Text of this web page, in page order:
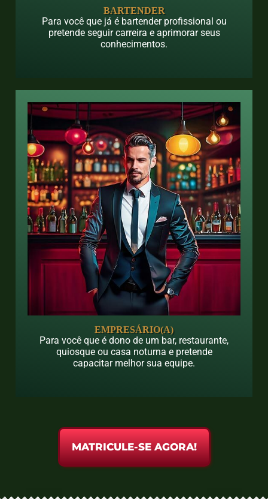
BARTENDER
Para você que já é bartender profissional ou
pretende seguir carreira e aprimorar seus
conhecimentos.
EMPRESÁRIO(A)
Para você que é dono de um bar, restaurante,
quiosque ou casa noturna e pretende
capacitar melhor sua equipe.
MATRICULE-SE AGORA!